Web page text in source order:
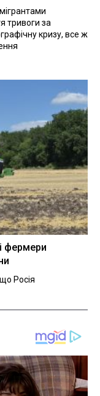
тривоги за
кризу, все ж
фермери
Росія